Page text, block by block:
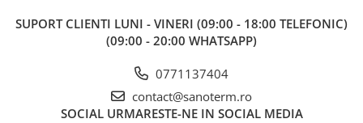
SUPORT CLIENTI LUNI - VINERI (09:00 - 18:00 TELEFONIC)
(09:00 - 20:00 WHATSAPP)
0771137404
contact@sanoterm.ro
SOCIAL URMARESTE-NE IN SOCIAL MEDIA